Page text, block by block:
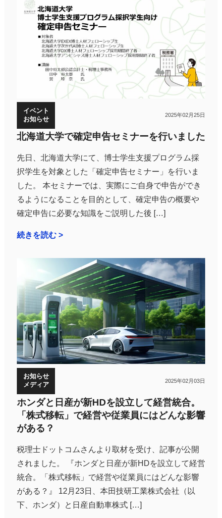
イベント
お知らせ
2025年02月25日
北海道大学で確定申告セミナーを行いました
先日、北海道大学にて、博士学生支援プログラム採
択学生を対象とした「確定申告セミナー」を行いま
した。 本セミナーでは、実際にご自身で申告ができ
るようになることを目的として、確定申告の概要や
確定申告に必要な知識をご説明した後 […]
続きを読む >
お知らせ
メディア
2025年02月03日
ホンダと日産が新HDを設立して経営統合。
「株式移転」で経営や従業員にはどんな影響
がある？
税理士ドットコムさんより取材を受け、記事が公開
されました。 『ホンダと日産が新HDを設立して経営
統合。「株式移転」で経営や従業員にはどんな影響
がある？』 12月23日、本田技研工業株式会社（以
下、ホンダ）と日産自動車株式 […]